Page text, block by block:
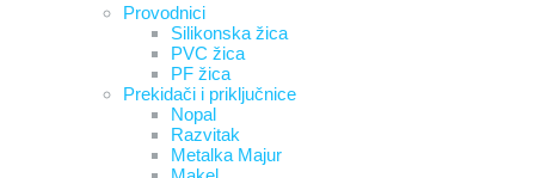
Provodnici
Silikonska žica
PVC žica
PF žica
Prekidači i priključnice
Nopal
Razvitak
Metalka Majur